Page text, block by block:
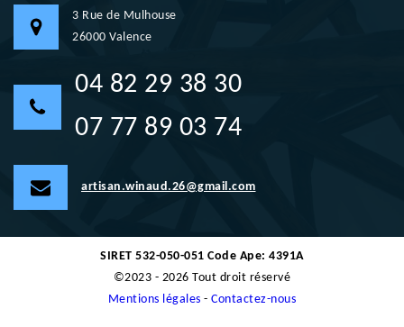
3 Rue de Mulhouse
26000 Valence
04 82 29 38 30
07 77 89 03 74
artisan.winaud.26@gmail.com
SIRET 532-050-051 Code Ape: 4391A
©2023 - 2026 Tout droit réservé
Mentions légales -Contactez-nous